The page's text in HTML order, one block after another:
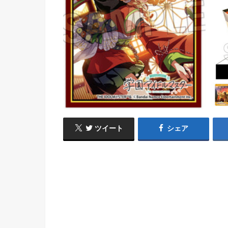
ツイート シェア